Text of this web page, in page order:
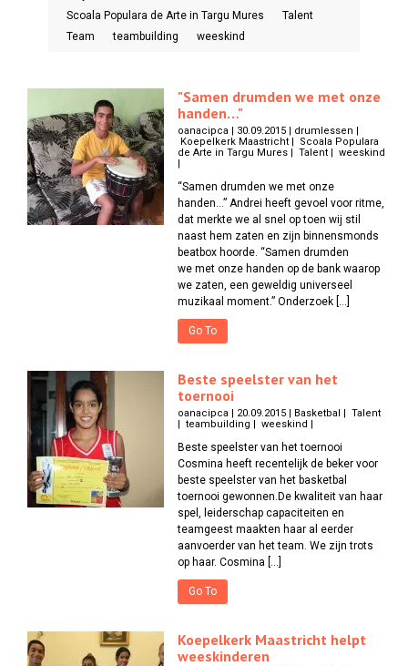
Scoala Populara de Arte in Targu Mures
Talent
Team
teambuilding weeskind
"Samen drumden we met onze
handen…"
oanacipca | 30.09.2015 | drumlessen |
Koepelkerk Maastricht | Scoala Populara
de Arte in Targu Mures | Talent | weeskind
|
“Samen drumden we met onze
handen…” Andrei heeft gevoel voor ritme,
dat merkte we al snel op toen wij stil
naast hem zaten en zijn binnensmonds
beatbox hoorde. “Samen drumden
we met onze handen op de bank waarop
we zaten, een geweldig universeel
muzikaal moment.” Onderzoek […]
Go To
Beste speelster van het
toernooi
oanacipca | 20.09.2015 | Basketbal | Talent
| teambuilding | weeskind |
Beste speelster van het toernooi
Cosmina heeft recentelijk de beker voor
beste speelster van het basketbal
toernooi gewonnen.De kwaliteit van haar
spel, leiderschap capaciteiten en
teamgeest maakten haar al eerder
aanvoerder van het team. We zijn trots
op haar. Cosmina […]
Go To
Koepelkerk Maastricht helpt
weeskinderen